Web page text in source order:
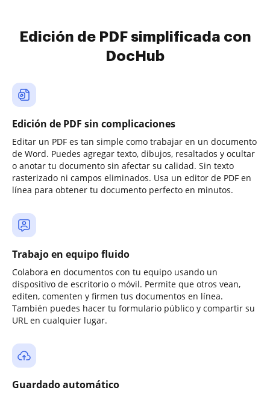
Edición de PDF simplificada con
DocHub
Edición de PDF sin complicaciones
Editar un PDF es tan simple como trabajar en un documento
de Word. Puedes agregar texto, dibujos, resaltados y ocultar
o anotar tu documento sin afectar su calidad. Sin texto
rasterizado ni campos eliminados. Usa un editor de PDF en
línea para obtener tu documento perfecto en minutos.
Trabajo en equipo fluido
Colabora en documentos con tu equipo usando un
dispositivo de escritorio o móvil. Permite que otros vean,
editen, comenten y firmen tus documentos en línea.
También puedes hacer tu formulario público y compartir su
URL en cualquier lugar.
Guardado automático